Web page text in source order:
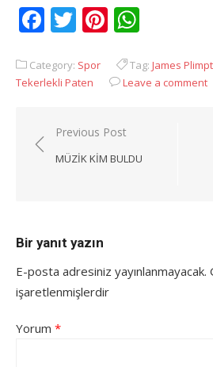
Facebook
TwitterPinterest
Category: Spor Tag: James
Tekerlekli Paten
Leave a comment
Yazı
gezinmesi
Previous Post
MÜZIK KIM BULDU
Bir yanıt yazın
E-posta adresiniz yayınlanmayacak.
işaretlenmişlerdir
Yorum *